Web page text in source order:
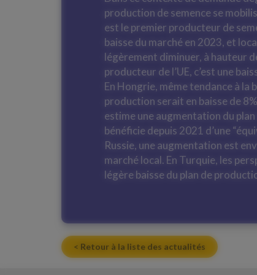
production de semence se
est le premier producteur de
baisse du marché en 2023, et
légèrement diminuer, à hauteur
producteur de l’UE, c’est une
En Hongrie, même tendance à la
production serait en baisse de
estime une augmentation du
bénéficie depuis 2021 d’une
Russie, une augmentation est
marché local. En Turquie, les
légère baisse du plan de
< Retour à la liste des actualités